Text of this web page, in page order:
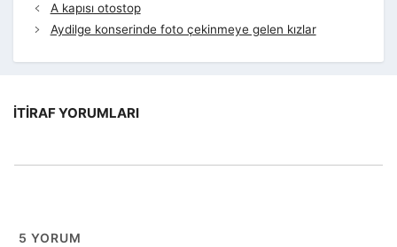
A kapısı otostop
Aydilge konserinde foto çekinmeye gelen kızlar
İTIRAF YORUMLARI
5 YORUM